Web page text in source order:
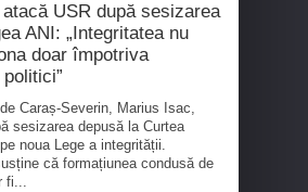
USR după sesizarea
ANI: „Integritatea nu
doar împotriva
Caraș-Severin, Marius Isac,
sesizarea depusă la Curtea
noua Lege a integrității.
că formațiunea condusă de
fi...